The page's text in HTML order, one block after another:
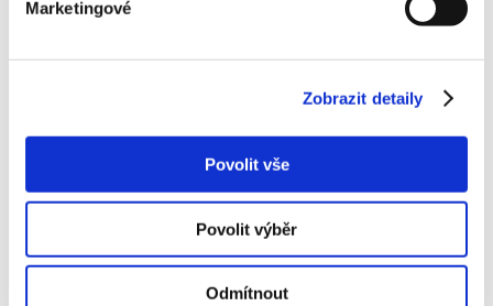
Marketingové
Zobrazit detaily
Povolit vše
Povolit výběr
Odmítnout
© Simply Nature s.r.o.